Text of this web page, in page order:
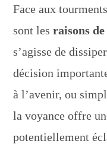
Face aux
sont lesraisons
s’agisse de
décision
à l’avenir, ou
la voyance offre
potentiellement